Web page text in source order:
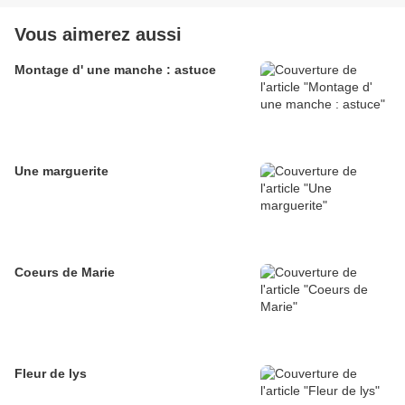
Vous aimerez aussi
Montage d' une manche : astuce
Une marguerite
Coeurs de Marie
Fleur de lys